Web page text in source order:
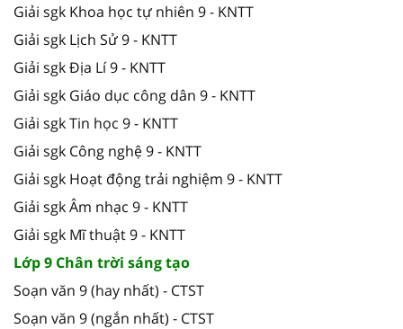
Giải sgk Khoa học tự nhiên 9 - KNTT
Giải sgk Lịch Sử 9 - KNTT
Giải sgk Địa Lí 9 - KNTT
Giải sgk Giáo dục công dân 9 - KNTT
Giải sgk Tin học 9 - KNTT
Giải sgk Công nghệ 9 - KNTT
Giải sgk Hoạt động trải nghiệm 9 - KNTT
Giải sgk Âm nhạc 9 - KNTT
Giải sgk Mĩ thuật 9 - KNTT
Lớp 9 Chân trời sáng tạo
Soạn văn 9 (hay nhất) - CTST
Soạn văn 9 (ngắn nhất) - CTST